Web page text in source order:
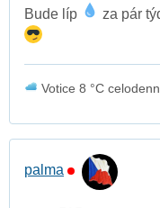
Bude líp
za pár
Votice 8 °C
palma